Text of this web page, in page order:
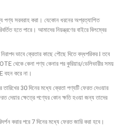
পণ্য সরবরাহ করা। যেকোন ধরনের অপ্রত্যাশিত
হতে পারে। আমাদের নিয়ন্ত্রণের বাইরে বিলম্বের
ভাবে ক্রেতার কাছে পৌছে দিতে বদ্ধপরিকর I তবে
থেকে কেনা পণ্য কেনার পর কুরিয়ার/ডেলিভারীর সময়
বহন করে না।
তারিখের 30 দিনের মধ্যে ক্রেতা পণ্যটি ফেরত দেওয়ার
দেয়ার ক্ষেত্রে পণ্যের কোন ক্ষতি হওয়া জন্য তাদের
করার পরে 7 দিনের মধ্যে ফেরত জারি করা হবে।